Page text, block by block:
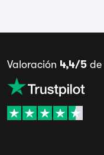
Valoración 4,4/5de